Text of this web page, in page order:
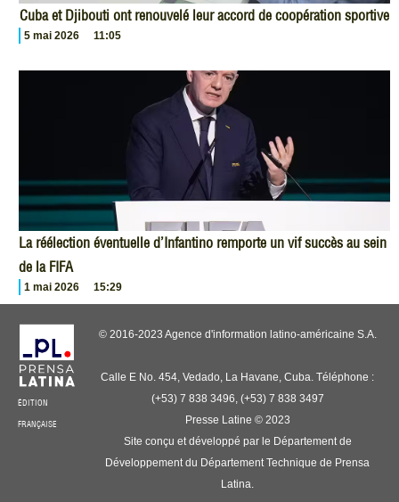
Cuba et Djibouti ont renouvelé leur accord de coopération sportive
5 mai 2026 11:05
La réélection éventuelle d’Infantino remporte un vif succès au sein
de la FIFA
1 mai 2026 15:29
ÉDITION
FRANÇAISE
© 2016-2023 Agence d'information latino-américaine S.A.
Calle E No. 454, Vedado, La Havane, Cuba. Téléphone :
(+53) 7 838 3496, (+53) 7 838 3497
Presse Latine © 2023
Site conçu et développé par le Département de
Développement du Département Technique de Prensa
Latina.